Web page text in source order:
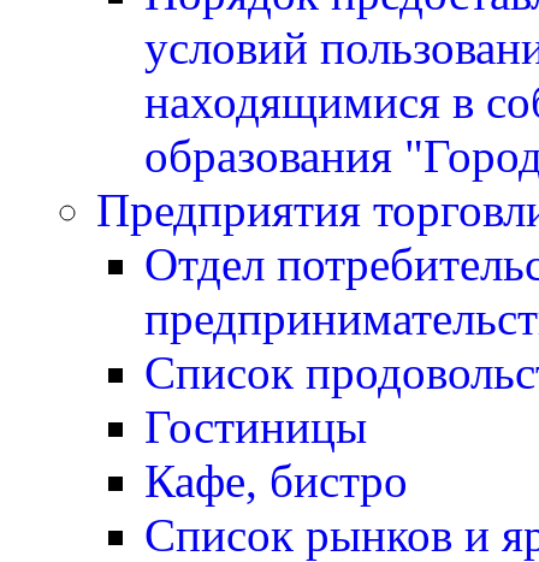
условий
находящимися в
образования
Предприятия
Отдел
Список
Гостиницы
Кафе, бистро
Cписок рынков и